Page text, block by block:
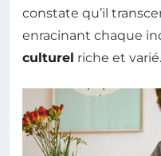
constate qu’il
enracinant chaque
culturel riche et varié.